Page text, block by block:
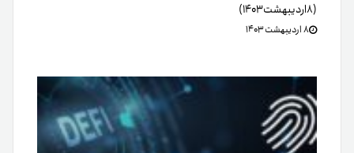
(۸اردیبهشت۱۴۰۳)
۸ اردیبهشت ۱۴۰۳